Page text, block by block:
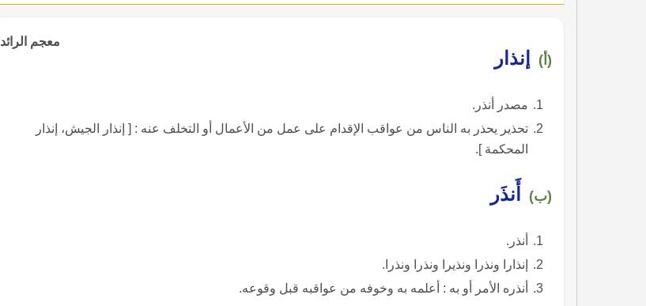
معجم الرائد
(أ) إنذار
مصدر أنذر.
تحذير يحذر به الناس من عواقب الإقدام على عمل من الأعمال أو التخلف عنه : [ إنذار الجيش، إنذار
المحكمة ].
(ب) أَنذَر
أنذر.
إنذارا ونذرا ونذيرا ونذرا ونذرا.
أنذره الأمر أو به : أعلمه به وخوفه من عواقبه قبل وقوعه.